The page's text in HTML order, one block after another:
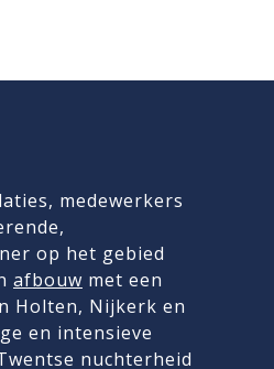
medewerkers
op het gebied
afbouw met een
Holten, Nijkerk en
en intensieve
nuchterheid